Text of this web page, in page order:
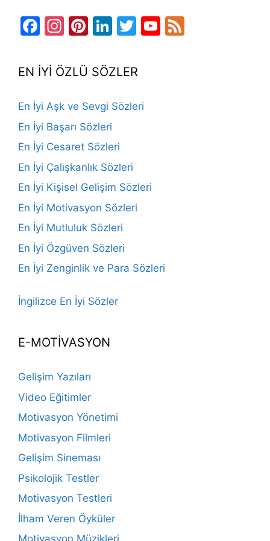
Facebook
Instagram
Pinterest
LinkedIn
TwitterYouTube
EN İYİ ÖZLÜ SÖZLER
En İyi Aşk ve Sevgi Sözleri
En İyi Başarı Sözleri
En İyi Cesaret Sözleri
En İyi Çalışkanlık Sözleri
En İyi Kişisel Gelişim Sözleri
En İyi Motivasyon Sözleri
En İyi Mutluluk Sözleri
En İyi Özgüven Sözleri
En İyi Zenginlik ve Para Sözleri
İngilizce En İyi Sözler
E-MOTİVASYON
Gelişim Yazıları
Video Eğitimler
Motivasyon Yönetimi
Motivasyon Filmleri
Gelişim Sineması
Psikolojik Testler
Motivasyon Testleri
İlham Veren Öyküler
Motivasyon Müzikleri